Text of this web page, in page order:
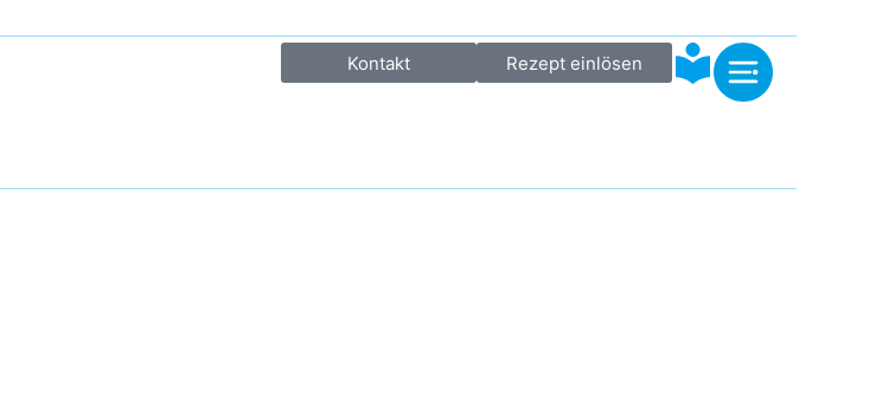
Kontakt Rezept einlösen